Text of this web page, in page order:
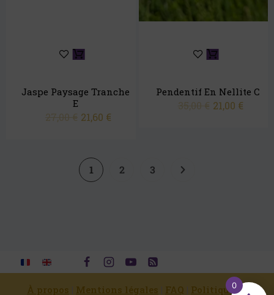
Jaspe Paysage Tranche
E
27,00€ 21,60 €
Pendentif En Nellite C
35,00€ 21,00 €
1 2 3
À propos | Mentions légales | FAQ | Politique de
0